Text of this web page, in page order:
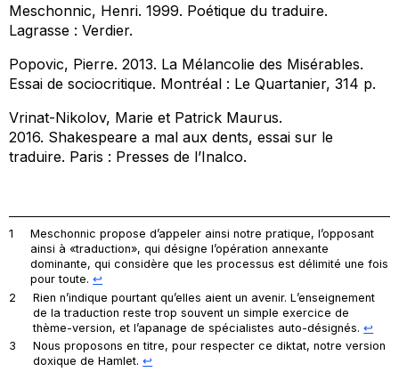
Meschonnic, Henri. 1999. Poétique du traduire.
Lagrasse : Verdier.
Popovic, Pierre. 2013. La Mélancolie des Misérables.
Essai de sociocritique. Montréal : Le Quartanier, 314 p.
Vrinat-Nikolov, Marie et Patrick Maurus.
2016. Shakespeare a mal aux dents, essai sur le
traduire. Paris : Presses de l’Inalco.
1
Meschonnic propose d’appeler ainsi notre pratique, l’opposant
ainsi à «traduction», qui désigne l’opération annexante
dominante, qui considère que les processus est délimité une fois
pour toute.↩︎
2
Rien n’indique pourtant qu’elles aient un avenir. L’enseignement
de la traduction reste trop souvent un simple exercice de
thème-version, et l’apanage de spécialistes auto-désignés.↩︎
3
Nous proposons en titre, pour respecter ce diktat, notre version
doxique deHamlet.↩︎